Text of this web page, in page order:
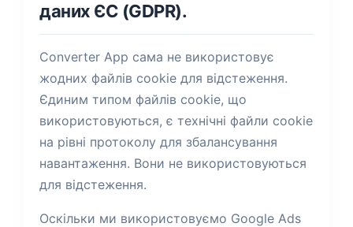
даних ЄС (GDPR).
Converter App сама не використовує
жодних файлів cookie для відстеження.
Єдиним типом файлів cookie, що
використовуються, є технічні файли cookie
на рівні протоколу для збалансування
навантаження. Вони не використовуються
для відстеження.
Оскільки ми використовуємо Google Ads